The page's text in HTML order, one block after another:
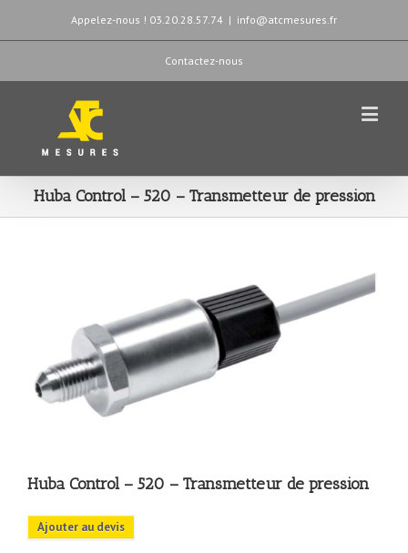
Appelez-nous ! 03.20.28.57.74 | info@atcmesures.fr
Contactez-nous
Huba Control – 520 – Transmetteur de pression
Huba Control – 520 – Transmetteur de pression
Ajouter au devis